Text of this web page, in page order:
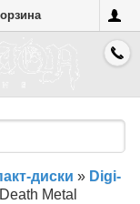
диски » Digi-
Metal